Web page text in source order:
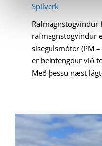
Spilverk
Rafmagnstogvindur
rafmagnstogvindur
sísegulsmótor (PM
er beintengdur við
Með þessu næst lágt